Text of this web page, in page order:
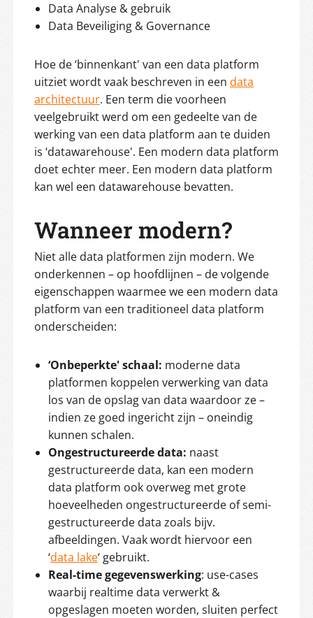
Data Analyse & gebruik
Data Beveiliging & Governance
Hoe de ‘binnenkant' van een data platform
uitziet wordt vaak beschreven in een data
architectuur. Een term die voorheen
veelgebruikt werd om een gedeelte van de
werking van een data platform aan te duiden
is ‘datawarehouse'. Een modern data platform
doet echter meer. Een modern data platform
kan wel een datawarehouse bevatten.
Wanneer modern?
Niet alle data platformen zijn modern. We
onderkennen – op hoofdlijnen – de volgende
eigenschappen waarmee we een modern data
platform van een traditioneel data platform
onderscheiden:
‘Onbeperkte' schaal: moderne data
platformen koppelen verwerking van data
los van de opslag van data waardoor ze –
indien ze goed ingericht zijn – oneindig
kunnen schalen.
Ongestructureerde data: naast
gestructureerde data, kan een modern
data platform ook overweg met grote
hoeveelheden ongestructureerde of semi-
gestructureerde data zoals bijv.
afbeeldingen. Vaak wordt hiervoor een
‘data lake‘ gebruikt.
Real-time gegevenswerking: use-cases
waarbij realtime data verwerkt &
opgeslagen moeten worden, sluiten perfect